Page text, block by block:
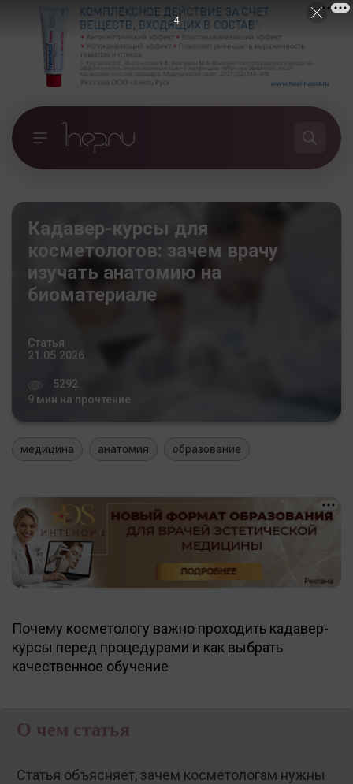
Кадавер-курсы для
косметологов: зачем врачу
изучать анатомию на
биоматериале
Статья
21.05.2026
5292
9 мин на прочтение
медицина анатомия образование
Почему косметологу важно проходить кадавер-
курсы перед процедурами и как выбрать
качественное обучение
О чем статья
Статья объясняет, зачем косметологам нужны
3